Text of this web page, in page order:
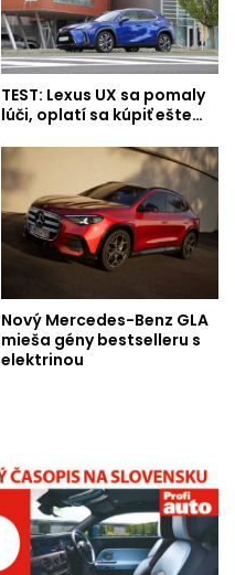
TEST: Lexus UX sa pomaly
lúči, oplatí sa kúpiť ešte…
Nový Mercedes-Benz GLA
mieša gény bestselleru s
elektrinou